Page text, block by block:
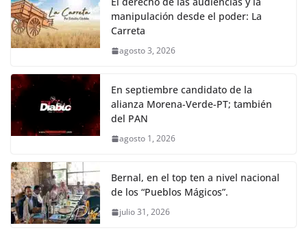
manipulación desde el poder: La
Carreta
agosto 3, 2026
En septiembre candidato de la
alianza Morena-Verde-PT; también
del PAN
agosto 1, 2026
Bernal, en el top ten a nivel nacional
de los “Pueblos Mágicos”.
julio 31, 2026